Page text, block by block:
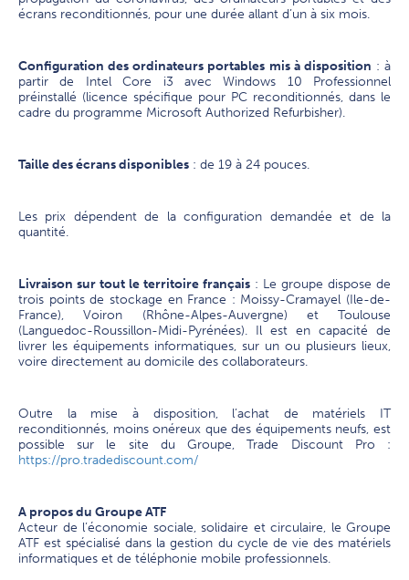
écrans reconditionnés, pour une durée allant d’un à six mois.
Configuration des ordinateurs portables mis à disposition : à
partir de Intel Core i3 avec Windows 10 Professionnel
préinstallé (licence spécifique pour PC reconditionnés, dans le
cadre du programme Microsoft Authorized Refurbisher).
Taille des écrans disponibles : de 19 à 24 pouces.
Les prix dépendent de la configuration demandée et de la
quantité.
Livraison sur tout le territoire français : Le groupe dispose de
trois points de stockage en France : Moissy-Cramayel (Ile-de-
France), Voiron (Rhône-Alpes-Auvergne) et Toulouse
(Languedoc-Roussillon-Midi-Pyrénées). Il est en capacité de
livrer les équipements informatiques, sur un ou plusieurs lieux,
voire directement au domicile des collaborateurs.
Outre la mise à disposition, l’achat de matériels IT
reconditionnés, moins onéreux que des équipements neufs, est
possible sur le site du Groupe, Trade Discount Pro :
https://pro.tradediscount.com/
A propos du Groupe ATF
Acteur de l’économie sociale, solidaire et circulaire, le Groupe
ATF est spécialisé dans la gestion du cycle de vie des matériels
informatiques et de téléphonie mobile professionnels.